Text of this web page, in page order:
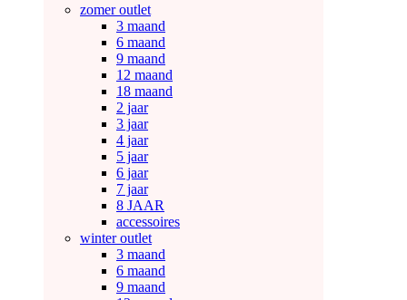
zomer outlet
3 maand
6 maand
9 maand
12 maand
18 maand
2 jaar
3 jaar
4 jaar
5 jaar
6 jaar
7 jaar
8 JAAR
accessoires
winter outlet
3 maand
6 maand
9 maand